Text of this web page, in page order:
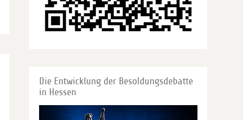
Die Entwicklung der Besoldungsdebatte
in Hessen